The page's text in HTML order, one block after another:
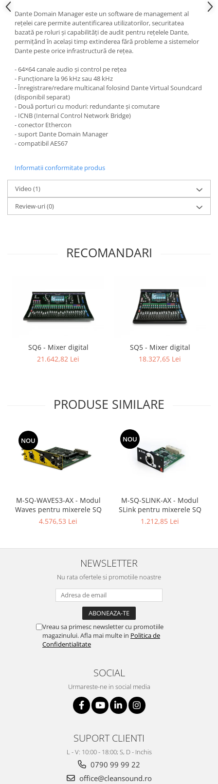
Dante Domain Manager este un software de management al
rețelei care permite autentificarea utilizatorilor, securitatea
bazată pe roluri și capabilități de audit pentru rețelele Dante,
permițând în același timp extinderea fără probleme a sistemelor
Dante peste orice infrastructură de rețea.
- 64×64 canale audio și control pe rețea
- Funcționare la 96 kHz sau 48 kHz
- Înregistrare/redare multicanal folosind Dante Virtual Soundcard
(disponibil separat)
- Două porturi cu moduri: redundante și comutare
- ICNB (Internal Control Network Bridge)
- conector Ethercon
- suport Dante Domain Manager
- compatibil AES67
Informatii conformitate produs
Video (1)
Review-uri(0)
RECOMANDARI
SQ6 - Mixer digital
21.642,82 Lei
SQ5 - Mixer digital
18.327,65 Lei
PRODUSE SIMILARE
NOU
M-SQ-WAVES3-AX - Modul
Waves pentru mixerele SQ
4.576,53 Lei
NOU
M-SQ-SLINK-AX - Modul
SLink pentru mixerele SQ
1.212,85 Lei
NEWSLETTER
Nu rata ofertele si promotiile noastre
Vreau sa primesc newsletter cu promotiile
magazinului. Afla mai multe in Politica de
Confidentialitate
SOCIAL
Urmareste-ne in social media
SUPORT CLIENTI
L - V: 10:00 - 18:00; S, D - Inchis
0790 99 99 22
office@cleansound.ro